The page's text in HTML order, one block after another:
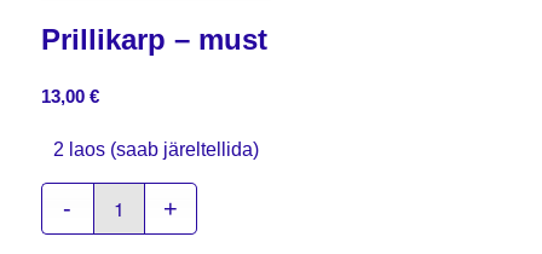
Prillikarp – must
13,00 €
2 laos (saab järeltellida)